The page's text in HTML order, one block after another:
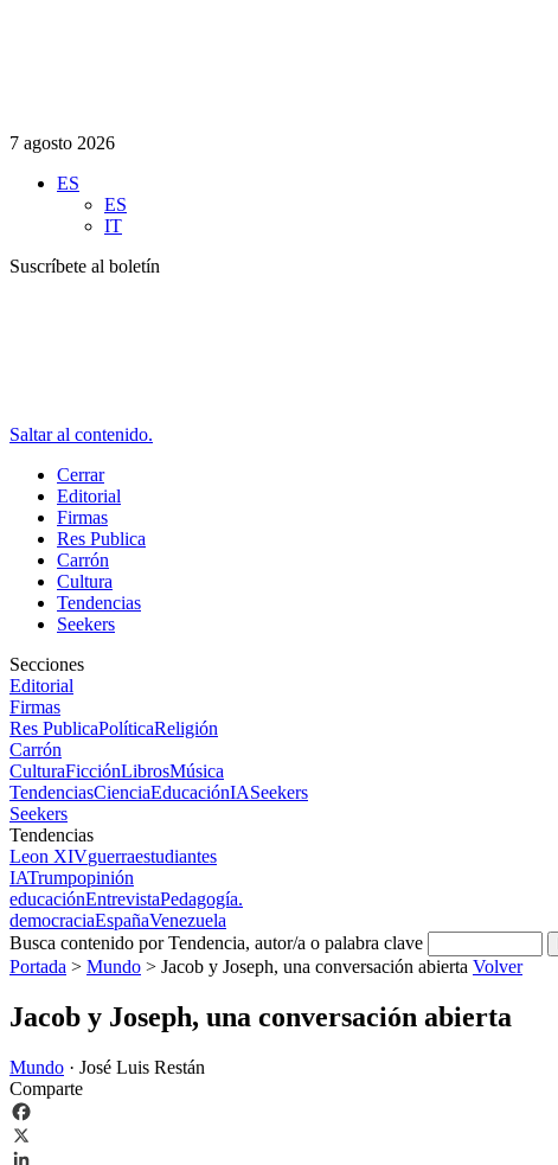
7 agosto 2026
ES
ES
IT
Suscríbete al boletín
Saltar al contenido.
Cerrar
Editorial
Firmas
Res Publica
Carrón
Cultura
Tendencias
Seekers
Secciones
Editorial
Firmas
Res PublicaPolíticaReligión
Carrón
CulturaFicciónLibrosMúsica
TendenciasCienciaEducaciónIASeekers
Seekers
Tendencias
Leon XIVguerraestudiantes
IATrumpopinión
educaciónEntrevistaPedagogía.
democraciaEspañaVenezuela
Busca contenido por Tendencia, autor/a o palabra clave
Portada > Mundo > Jacob y Joseph, una conversación abierta Volver
Jacob y Joseph, una conversación abierta
Mundo · José Luis Restán
Comparte
Facebook
X